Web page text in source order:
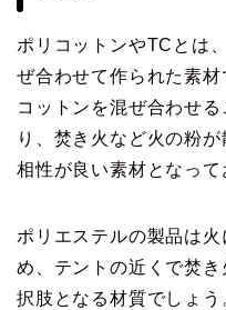
ポリコットンやTCとは
ぜ合わせて作られた素材
コットンを混ぜ合わせ
り、焚き火など火の粉
相性が良い素材となって
ポリエステルの製品は
め、テントの近くで焚
択肢となる材質でしょう